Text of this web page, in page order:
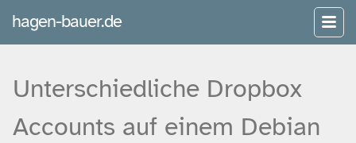
hagen-bauer.de
Unterschiedliche Dropbox
Accounts auf einem Debian